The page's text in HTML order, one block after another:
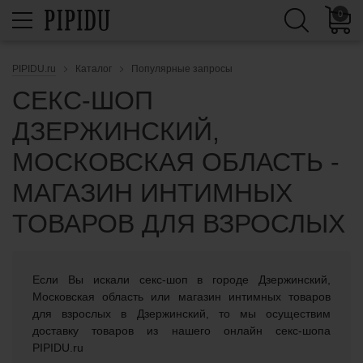
0
PIPIDU.ru Каталог Популярные запросы
СЕКС-ШОП
ДЗЕРЖИНСКИЙ,
МОСКОВСКАЯ ОБЛАСТЬ -
МАГАЗИН ИНТИМНЫХ
ТОВАРОВ ДЛЯ ВЗРОСЛЫХ
Если Вы искали cекс-шоп в городе Дзержинский,
Московская область или магазин интимных товаров
для взрослых в Дзержинский, то мы осуществим
доставку товаров из нашего онлайн секс-шопа
PIPIDU.ru